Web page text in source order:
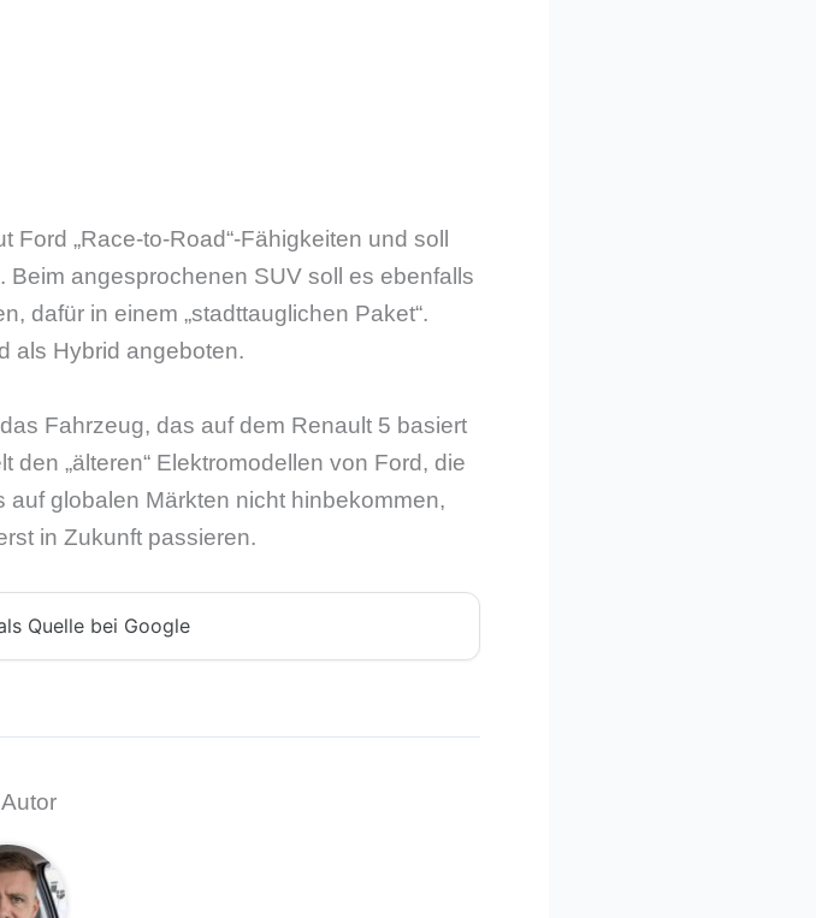
„Race-to-Road“-Fähigkeiten und soll
angesprochenen SUV soll es ebenfalls
dafür in einem „stadttauglichen Paket“.
als Hybrid angeboten.
Fahrzeug, das auf dem Renault 5 basiert
„älteren“ Elektromodellen von Ford, die
globalen Märkten nicht hinbekommen,
in Zukunft passieren.
Quelle bei Google